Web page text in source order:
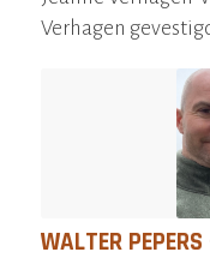
Verhagen
WALTER